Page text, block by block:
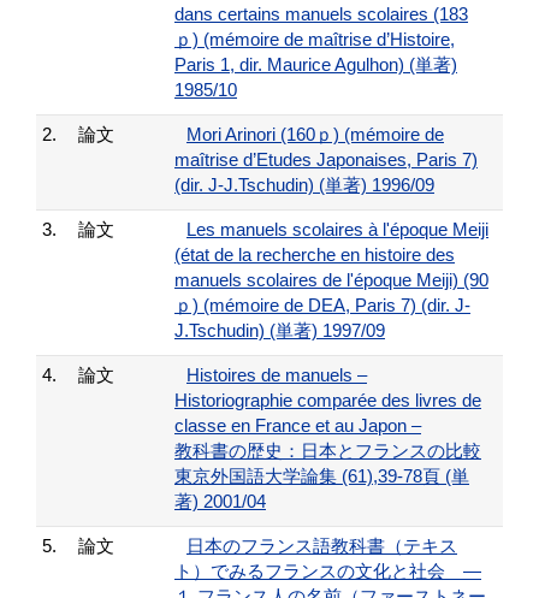
dans certains manuels scolaires (183
ｐ) (mémoire de maîtrise d’Histoire,
Paris 1, dir. Maurice Agulhon) (単著)
1985/10
2. 論文
Mori Arinori (160ｐ) (mémoire de
maîtrise d’Etudes Japonaises, Paris 7)
(dir. J-J.Tschudin) (単著) 1996/09
3. 論文
Les manuels scolaires à l'époque Meiji
(état de la recherche en histoire des
manuels scolaires de l'époque Meiji) (90
ｐ) (mémoire de DEA, Paris 7) (dir. J-
J.Tschudin) (単著) 1997/09
4. 論文
Histoires de manuels –
Historiographie comparée des livres de
classe en France et au Japon –
教科書の歴史：日本とフランスの比較
東京外国語大学論集 (61),39-78頁 (単
著) 2001/04
5. 論文
日本のフランス語教科書（テキス
ト）でみるフランスの文化と社会 ―